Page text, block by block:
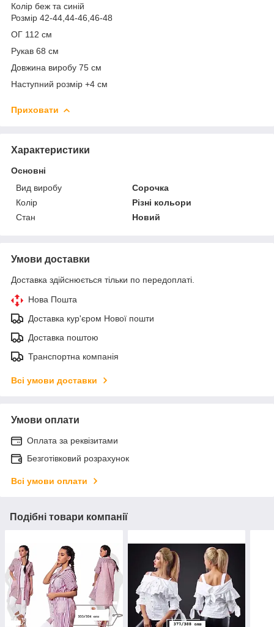
Колір беж та синій
Розмір 42-44,44-46,46-48
ОГ 112 см
Рукав 68 см
Довжина виробу 75 см
Наступний розмір +4 см
Приховати
Характеристики
Основні
Вид виробу
Сорочка
Колір
Різні кольори
Стан
Новий
Умови доставки
Доставка здійснюється тільки по передоплаті.
Нова Пошта
Доставка кур'єром Нової пошти
Доставка поштою
Транспортна компанія
Всі умови доставки
Умови оплати
Оплата за реквізитами
Безготівковий розрахунок
Всі умови оплати
Подібні товари компанії